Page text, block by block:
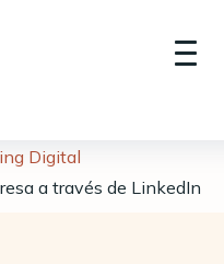
Digital
a través de LinkedIn